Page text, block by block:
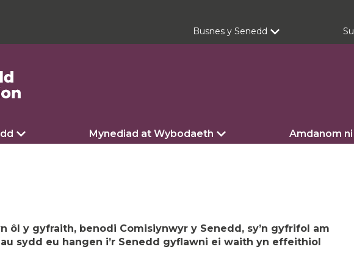
Busnes y Senedd
Mynediad at Wybodaeth Amdanom ni
ôl y gyfraith, benodi Comisiynwyr y Senedd, sy’n gyfrifol am
sydd eu hangen i’r Senedd gyflawni ei waith yn effeithiol